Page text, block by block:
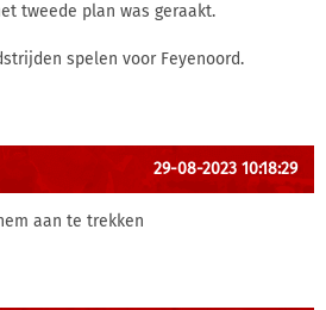
tweede plan was geraakt.
spelen voor Feyenoord.
29-08-2023 10:18:29
aan te trekken